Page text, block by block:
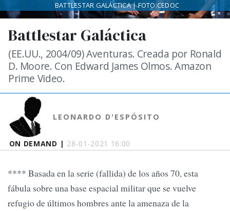
ON DEMAND | 28-01-2021 16:00
Battlestar Galáctica
(EE.UU., 2004/09) Aventuras. Creada por Ronald
D. Moore. Con Edward James Olmos. Amazon
Prime Video.
LEONARDO D'ESPÓSITO
BATTLESTAR GALÁCTICA | FOTO:CEDOC
**** Basada en la serie (fallida) de los años 70, esta
fábula sobre una base espacial militar que se vuelve
refugio de últimos hombres ante la amenaza de la